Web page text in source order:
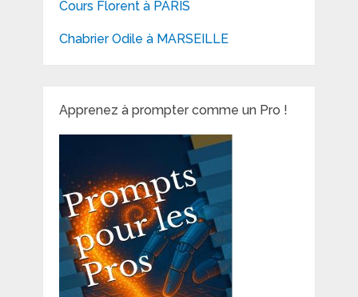
Cours Florent à PARIS
Chabrier Odile à MARSEILLE
Apprenez à prompter comme un Pro !